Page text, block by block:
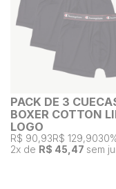
PACK DE 3
BOXER COTTON
LOGO
R$ 90,93R$ 129,90
2x de R$ 45,47 sem